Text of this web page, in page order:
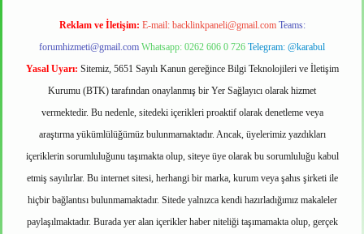
Reklam ve İletişim: E-mail: backlinkpaneli@gmail.com Teams:
forumhizmeti@gmail.com Whatsapp: 0262 606 0 726 Telegram: @karabul
Yasal Uyarı: Sitemiz, 5651 Sayılı Kanun gereğince Bilgi Teknolojileri ve İletişim
Kurumu (BTK) tarafından onaylanmış bir Yer Sağlayıcı olarak hizmet
vermektedir. Bu nedenle, sitedeki içerikleri proaktif olarak denetleme veya
araştırma yükümlülüğümüz bulunmamaktadır. Ancak, üyelerimiz yazdıkları
içeriklerin sorumluluğunu taşımakta olup, siteye üye olarak bu sorumluluğu kabul
etmiş sayılırlar. Bu internet sitesi, herhangi bir marka, kurum veya şahıs şirketi ile
hiçbir bağlantısı bulunmamaktadır. Sitede yalnızca kendi hazırladığımız makaleler
paylaşılmaktadır. Burada yer alan içerikler haber niteliği taşımamakta olup, gerçek